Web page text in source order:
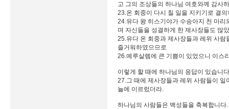
고 그의 조상들의 하나님 여호와께 감사
23.온 회중이 다시 칠 일을 지키기로 결
24.유다 왕 히스기야가 수송아지 천 마
며 자신들을 성결하게 한 제사장들도 많
25.유다 온 회중과 제사장들과 레위 사
즐거워하였으므로
26.예루살렘에 큰 기쁨이 있었으니 이스
이렇게 할 때에 하나님의 응답이 있습니
27.그 때에 제사장들과 레위 사람들이
늘에 이르렀더라.
하나님의 사람들은 백성들을 축복합니다.